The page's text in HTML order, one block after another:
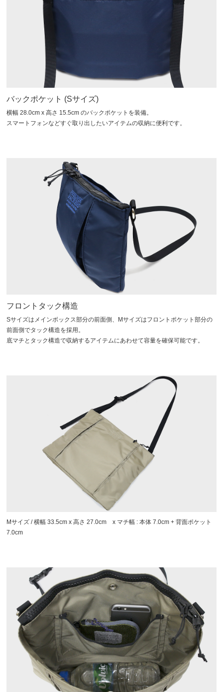
バックポケット (Sサイズ)
横幅 28.0cm x 高さ 15.5cm のバックポケットを装備。
スマートフォンなどすぐ取り出したいアイテムの収納に便利です。
フロントタック構造
Sサイズはメインボックス部分の前面側、Mサイズはフロントポケット部分の
前面側でタック構造を採用。
底マチとタック構造で収納するアイテムにあわせて容量を確保可能です。
Mサイズ / 横幅 33.5cm x 高さ 27.0cm x マチ幅 : 本体 7.0cm + 背面ポケット
7.0cm